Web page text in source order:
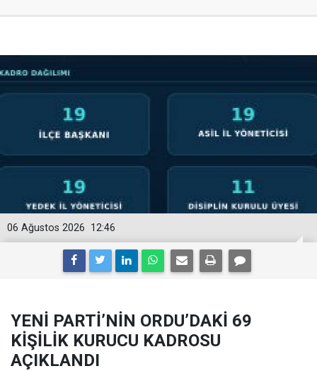
12:46
06 Ağustos 2026
YENİ PARTİ’NİN ORDU’DAKİ 69
KİŞİLİK KURUCU KADROSU
AÇIKLANDI